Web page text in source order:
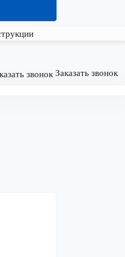
Заказать звонок